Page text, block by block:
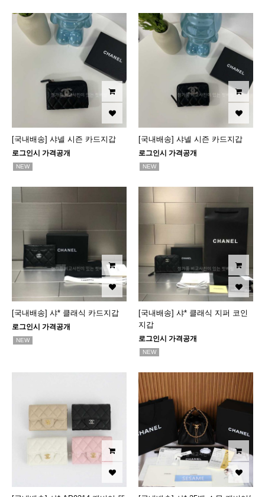
[국내배송] 샤넬 시즌 카드지갑
로그인시 가격공개
NEW
[국내배송] 샤넬 시즌 카드지갑
로그인시 가격공개
NEW
[국내배송] 샤* 클래식 카드지갑
로그인시 가격공개
NEW
[국내배송] 샤* 클래식 지퍼 코인
지갑
로그인시 가격공개
NEW